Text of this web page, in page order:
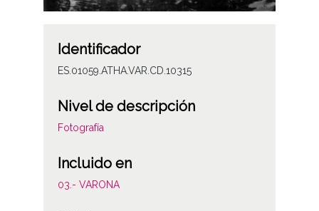
Identificador
ES.01059.ATHA.VAR.CD.10315
Nivel de descripción
Fotografía
Incluido en
03.- VARONA